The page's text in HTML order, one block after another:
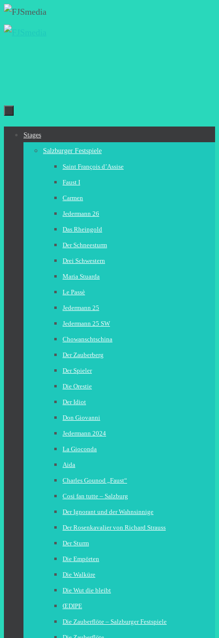
Zum
Inhalt
Zum
Stages
Salzburger Festspiele
Saint François d’Assise
Faust I
Carmen
Jedermann 26
Das Rheingold
Der Schneesturm
Drei Schwestern
Maria Stuarda
Le Passè
Jedermann 25
Jedermann 25 SW
Chowanschtschina
Der Zauberberg
Der Spieler
Die Orestie
Der Idiot
Don Giovanni
Jedermann 2024
La Gioconda
Aida
Charles Gounod „Faust“
Cosi fan tutte – Salzburg
Der Ignorant und der Wahnsinnige
Der Rosenkavalier von Richard Strauss
Der Sturm
Die Empörten
Die Walküre
Die Wut die bleibt
ŒDIPE
Die Zauberflöte – Salzburger Festspiele